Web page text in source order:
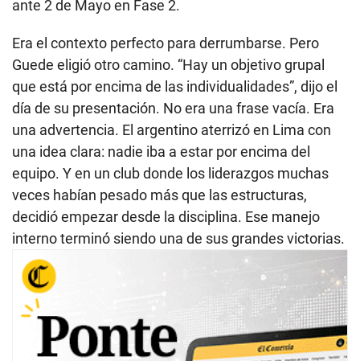
ante 2 de Mayo en Fase 2.
Era el contexto perfecto para derrumbarse. Pero
Guede eligió otro camino. “Hay un objetivo grupal
que está por encima de las individualidades”, dijo el
día de su presentación. No era una frase vacía. Era
una advertencia. El argentino aterrizó en Lima con
una idea clara: nadie iba a estar por encima del
equipo. Y en un club donde los liderazgos muchas
veces habían pesado más que las estructuras,
decidió empezar desde la disciplina. Ese manejo
interno terminó siendo una de sus grandes victorias.